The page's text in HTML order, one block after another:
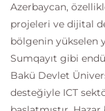
Azerbaycan,
projeleri ve dijital
bölgenin yükselen
Sumqayıt gibi
Bakü Devlet
desteğiyle ICT